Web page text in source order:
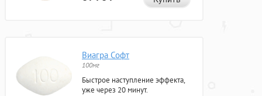
Виагра Софт
100мг
Быстрое наступление эффекта,
уже через 20 минут.